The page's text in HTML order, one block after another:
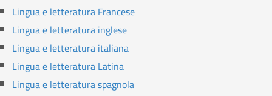
Lingua e letteratura Francese
Lingua e letteratura inglese
Lingua e letteratura italiana
Lingua e letteratura Latina
Lingua e letteratura spagnola